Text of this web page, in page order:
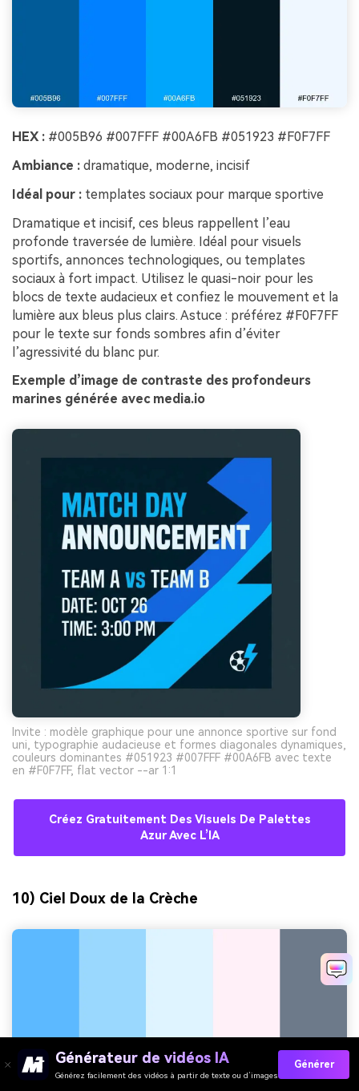
HEX : #005B96 #007FFF #00A6FB #051923 #F0F7FF
Ambiance : dramatique, moderne, incisif
Idéal pour : templates sociaux pour marque sportive
Dramatique et incisif, ces bleus rappellent l’eau
profonde traversée de lumière. Idéal pour visuels
sportifs, annonces technologiques, ou templates
sociaux à fort impact. Utilisez le quasi-noir pour les
blocs de texte audacieux et confiez le mouvement et la
lumière aux bleus plus clairs. Astuce : préférez #F0F7FF
pour le texte sur fonds sombres afin d’éviter
l’agressivité du blanc pur.
Exemple d’image de contraste des profondeurs
marines générée avec media.io
Invite : modèle graphique pour une annonce sportive sur fond
uni, typographie audacieuse et formes diagonales dynamiques,
couleurs dominantes #051923 #007FFF #00A6FB avec texte
en #F0F7FF, flat vector --ar 1:1
Créez Gratuitement Des Visuels De Palettes
Azur Avec L’IA
10) Ciel Doux de la Crèche
Générateur de vidéos IA
Générez facilement des vidéos à partir de texte ou d’images
Générer